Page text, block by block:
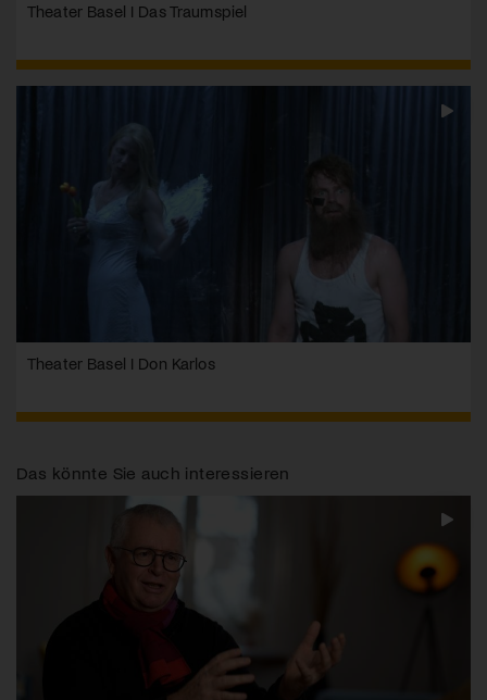
Theater Basel I Das Traumspiel
Theater Basel I Don Karlos
Das könnte Sie auch interessieren